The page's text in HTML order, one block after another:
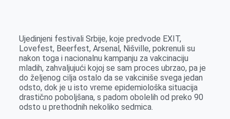
Ujedinjeni festivali Srbije, koje predvode EXIT,
Lovefest, Beerfest, Arsenal, Nišville, pokrenuli su
nakon toga i nacionalnu kampanju za vakcinaciju
mladih, zahvaljujući kojoj se sam proces ubrzao, pa je
do željenog cilja ostalo da se vakciniše svega jedan
odsto, dok je u isto vreme epidemiološka situacija
drastično poboljšana, s padom obolelih od preko 90
odsto u prethodnih nekoliko sedmica.